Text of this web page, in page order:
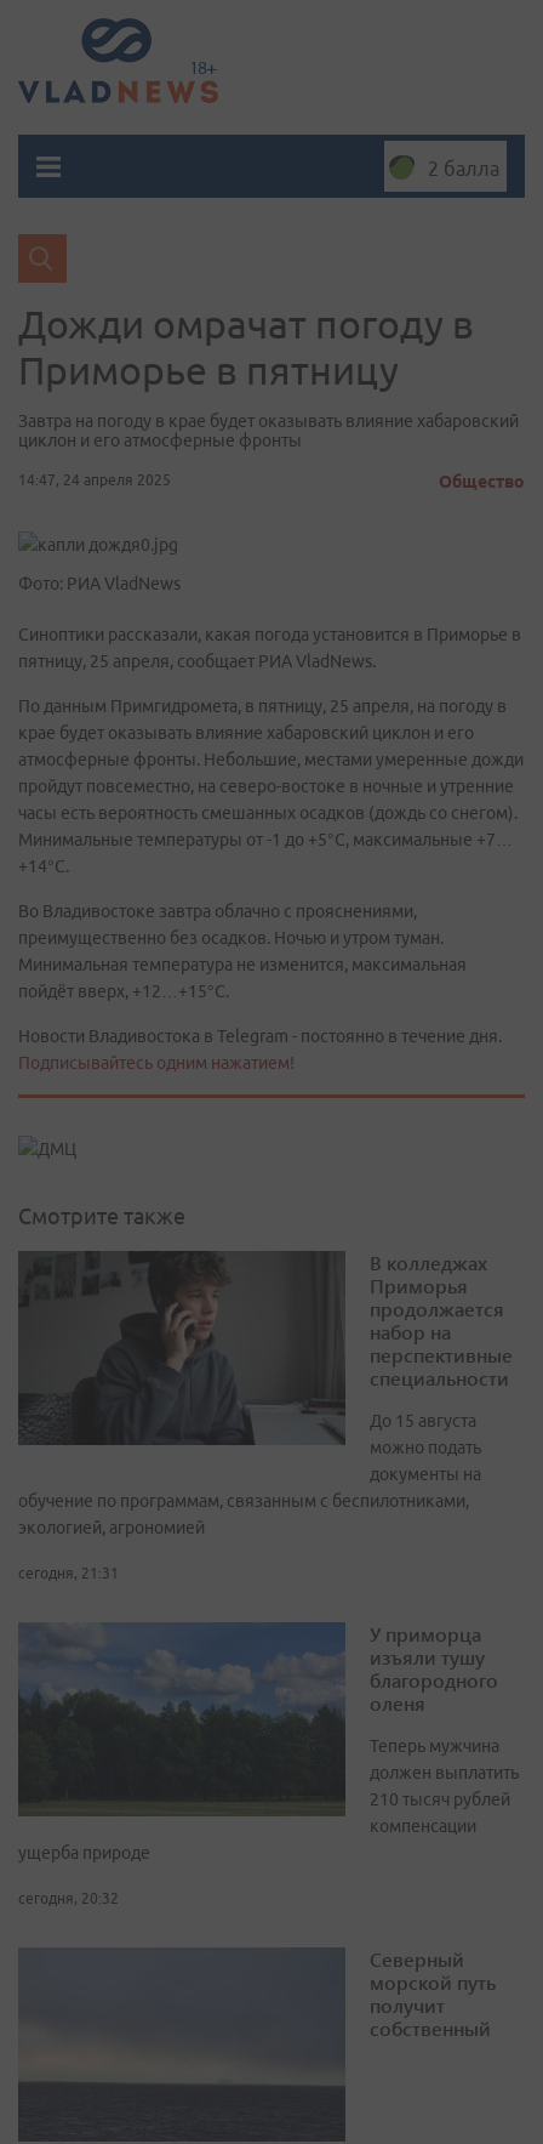
2 балла
Дожди омрачат погоду в
Приморье в пятницу
Завтра на погоду в крае будет оказывать влияние хабаровский
циклон и его атмосферные фронты
14:47, 24 апреля 2025 Общество
Фото: РИА VladNews
Синоптики рассказали, какая погода установится в Приморье в
пятницу, 25 апреля, сообщает РИА VladNews.
По данным Примгидромета, в пятницу, 25 апреля, на погоду в
крае будет оказывать влияние хабаровский циклон и его
атмосферные фронты. Небольшие, местами умеренные дожди
пройдут повсеместно, на северо-востоке в ночные и утренние
часы есть вероятность смешанных осадков (дождь со снегом).
Минимальные температуры от -1 до +5°С, максимальные +7…
+14°С.
Во Владивостоке завтра облачно с прояснениями,
преимущественно без осадков. Ночью и утром туман.
Минимальная температура не изменится, максимальная
пойдёт вверх, +12…+15°С.
Новости Владивостока в Telegram - постоянно в течение дня.
Подписывайтесь одним нажатием!
Смотрите также
В колледжах
Приморья
продолжается
набор на
перспективные
специальности
До 15 августа
можно подать
документы на
обучение по программам, связанным с беспилотниками,
экологией, агрономией
сегодня, 21:31
У приморца
изъяли тушу
благородного
оленя
Теперь мужчина
должен выплатить
210 тысяч рублей
компенсации
ущерба природе
сегодня, 20:32
Северный
морской путь
получит
собственный